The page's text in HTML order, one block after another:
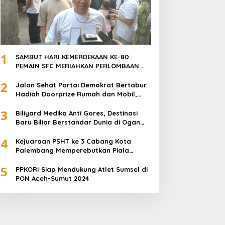
1
SAMBUT HARI KEMERDEKAAN KE-80
PEMAIN SFC MERIAHKAN PERLOMBAAN
2
Jalan Sehat Partai Demokrat Bertabur
Hadiah Doorprize Rumah dan Mobil,
3
Biliyard Medika Anti Gores, Destinasi
Baru Biliar Berstandar Dunia di Ogan
4
Kejuaraan PSHT ke 3 Cabang Kota
Palembang Memperebutkan Piala
5
PPKORI Siap Mendukung Atlet Sumsel di
PON Aceh-Sumut 2024